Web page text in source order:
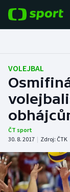
Fotbal
Hokej
Tenis
Atletika
Cyklistika
DALŠÍ SPORTY
VOLEJBAL
ČT sport
30. 8. 2017 | Zdroj: ČTK